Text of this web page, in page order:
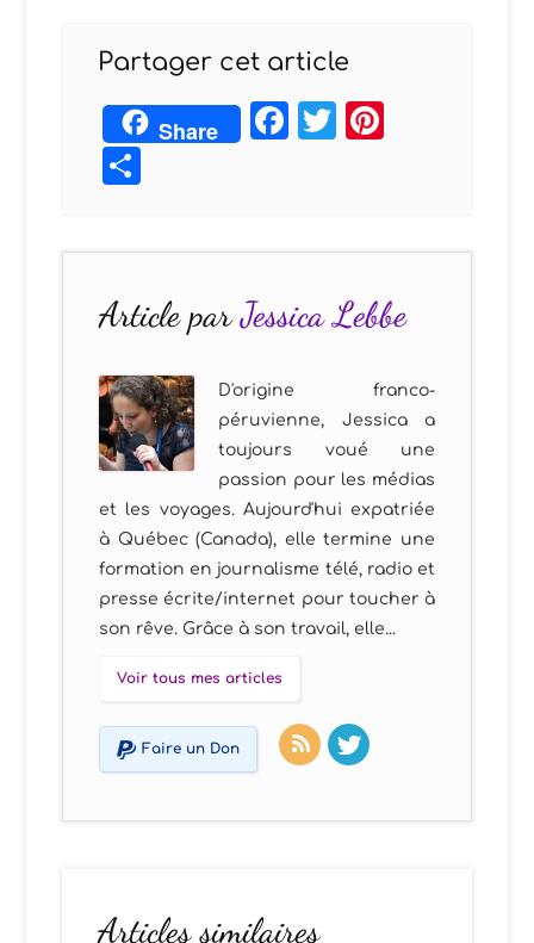
Partager cet article
Share Facebook
Twitter
Article parJessica Lebbe
D'origine franco-
péruvienne, Jessica a
toujours voué une
passion pour les médias
et les voyages. Aujourd'hui expatriée
à Québec (Canada), elle termine une
formation en journalisme télé, radio et
presse écrite/internet pour toucher à
son rêve. Grâce à son travail, elle...
Voir tous mes articles
Faire un Don
Articles similaires